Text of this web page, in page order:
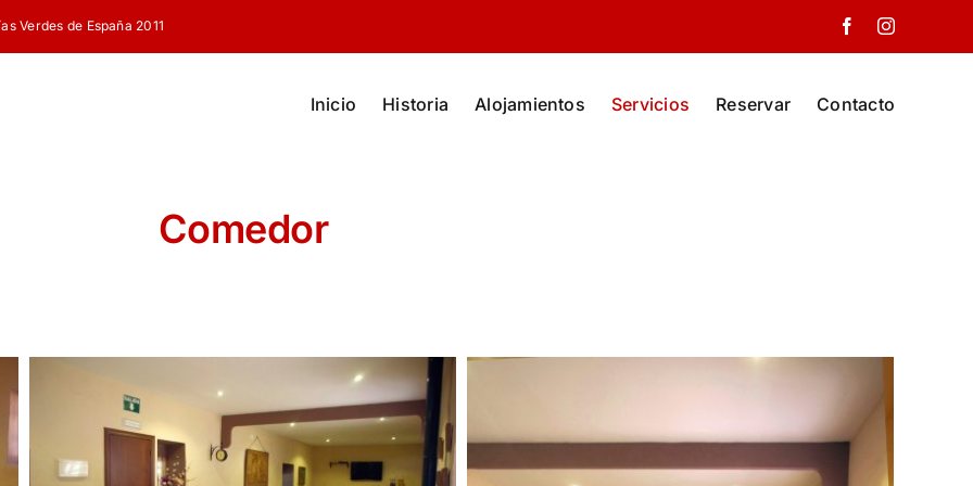
Verdes de España 2011 FacebookInstagram
Inicio Historia Alojamientos Servicios Reservar Contacto
Comedor